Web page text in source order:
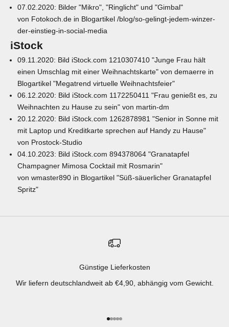
07.02.2020: Bilder "Mikro", "Ringlicht" und "Gimbal"
von Fotokoch.de in Blogartikel /blog/so-gelingt-jedem-winzer-
der-einstieg-in-social-media
iStock
09.11.2020: Bild iStock.com 1210307410 "Junge Frau hält
einen Umschlag mit einer Weihnachtskarte" von demaerre in
Blogartikel "Megatrend virtuelle Weihnachtsfeier"
06.12.2020: Bild iStock.com 1172250411 "Frau genießt es, zu
Weihnachten zu Hause zu sein" von martin-dm
20.12.2020: Bild iStock.com 1262878981 "Senior in Sonne mit
mit Laptop und Kreditkarte sprechen auf Handy zu Hause"
von Prostock-Studio
04.10.2023: Bild iStock.com 894378064 "Granatapfel
Champagner Mimosa Cocktail mit Rosmarin"
von wmaster890 in Blogartikel "Süß-säuerlicher Granatapfel
Spritz"
Günstige Lieferkosten
Wir liefern deutschlandweit ab €4,90, abhängig vom Gewicht.
Gehe zu Element 1
Gehe zu Element 2
Gehe zu Element 3
Gehe zu Element 4
Gehe zu Element 5